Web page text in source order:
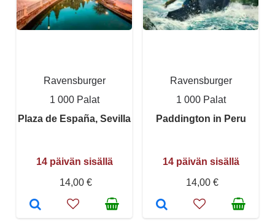
Ravensburger
1 000 Palat
Plaza de España, Sevilla
14 päivän sisällä
14,00 €
Ravensburger
1 000 Palat
Paddington in Peru
14 päivän sisällä
14,00 €